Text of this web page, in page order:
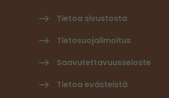
Tietoa sivustosta
Tietosuojailmoitus
Saavutettavuusseloste
Tietoa evästeistä